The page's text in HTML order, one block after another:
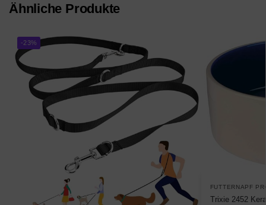
Ähnliche Produkte
-23%
FUTTERNAPF
Trixie 2452